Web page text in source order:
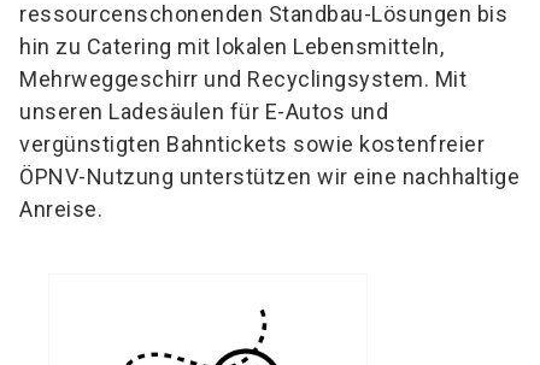
ressourcenschonenden Standbau-Lösungen bis
hin zu Catering mit lokalen Lebensmitteln,
Mehrweggeschirr und Recyclingsystem. Mit
unseren Ladesäulen für E-Autos und
vergünstigten Bahntickets sowie kostenfreier
ÖPNV-Nutzung unterstützen wir eine nachhaltige
Anreise.